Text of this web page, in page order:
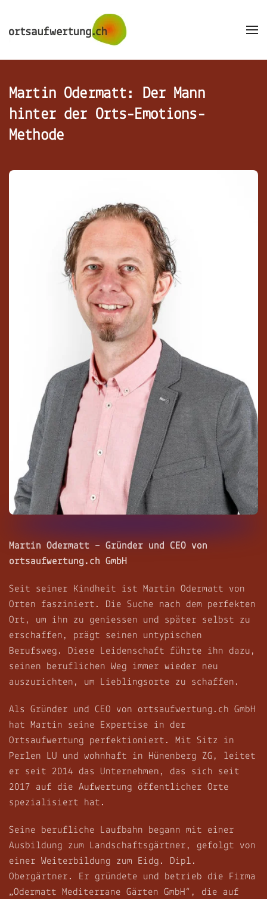
Skip to main content
Martin Odermatt: Der Mann
hinter der Orts-Emotions-
Methode
Martin Odermatt – Gründer und CEO von
ortsaufwertung.ch GmbH
Seit seiner Kindheit ist Martin Odermatt von
Orten fasziniert. Die Suche nach dem perfekten
Ort, um ihn zu geniessen und später selbst zu
erschaffen, prägt seinen untypischen
Berufsweg. Diese Leidenschaft führte ihn dazu,
seinen beruflichen Weg immer wieder neu
auszurichten, um Lieblingsorte zu schaffen.
Als Gründer und CEO von ortsaufwertung.ch GmbH
hat Martin seine Expertise in der
Ortsaufwertung perfektioniert. Mit Sitz in
Perlen LU und wohnhaft in Hünenberg ZG, leitet
er seit 2014 das Unternehmen, das sich seit
2017 auf die Aufwertung öffentlicher Orte
spezialisiert hat.
Seine berufliche Laufbahn begann mit einer
Ausbildung zum Landschaftsgärtner, gefolgt von
einer Weiterbildung zum Eidg. Dipl.
Obergärtner. Er gründete und betrieb die Firma
„Odermatt Mediterrane Gärten GmbH“, die auf